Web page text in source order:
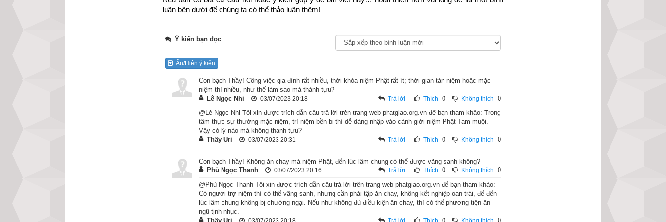
làm cho người chết rất nhiều. Dân chúng bệnh khổ đau đớn, cầu khẩn đủ các vị thần, song không thấy
ứng nghiệm. Bệnh ngày càng lan rộng chẳng giảm chút nào. Khi đó, tại xứ này có một người cư sĩ tin
Phật, nói với mọi người rằng: “Đức Như Lai luôn làm lợi ích, an ổn cho hết thảy chúng sanh. Chúng ta
nên cùng nhau chí tâm niệm danh hiệu ngài mà cầu khỏi sự bệnh khổ.”
luận bên dưới để chúng ta có thể thảo luận thêm!
Ý kiến bạn đọc
Ẩn/Hiện ý kiến
Con bạch Thầy! Công việc gia đình rất nhiều, thời khóa niệm Phật rất ít; thời gian tán niệm hoặc mặc
niệm thì nhiều, như thế làm sao mà thành tựu?
Lê Ngọc Nhi
Trả lời Thích 0 Không thích 0
03/07/2023 20:18
@Lê Ngọc Nhi Tôi xin được trích dẫn câu trả lời trên trang web phatgiao.org.vn để bạn tham khảo: Trong
tâm thực sự thường mặc niệm, trì niệm bền bỉ thì dễ dàng nhập vào cảnh giới niệm Phật Tam muội.
Vậy có lý nào mà không thành tựu?
Thầy Uri
Trả lời Thích 0 Không thích 0
03/07/2023 20:31
Con bạch Thầy! Không ăn chay mà niệm Phật, đến lúc lâm chung có thể được vãng sanh không?
Phù Ngọc Thanh
Trả lời Thích 0 Không thích 0
03/07/2023 20:16
@Phù Ngọc Thanh Tôi xin được trích dẫn câu trả lời trên trang web phatgiao.org.vn để bạn tham khảo:
Có người trợ niệm thì có thể vãng sanh, nhưng cần phải tập ăn chay, không kết nghiệp oan trái, để đến
lúc lâm chung không bị chướng ngại. Nếu như không đủ điều kiện ăn chay, thì có thể phương tiện ăn
ngũ tịnh nhục.
Thầy Uri
Trả lời Thích 0 Không thích 0
03/07/2023 20:18